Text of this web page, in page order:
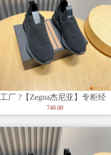
工厂 ?【Zegna杰尼亚】专柜经
典休闲鞋，以细节和创造力
740.00